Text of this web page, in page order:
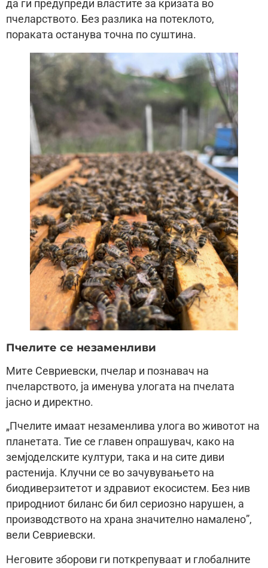
да ги предупреди властите за кризата во
пчеларството. Без разлика на потеклото,
пораката останува точна по суштина.
Пчелите се незаменливи
Митe Севриевски, пчелар и познавач на
пчеларството, ја именува улогата на пчелата
јасно и директно.
„Пчелите имаат незаменлива улога во животот на
планетата. Тие се главен опрашувач, како на
земјоделските култури, така и на сите диви
растенија. Клучни се во зачувувањето на
биодиверзитетот и здравиот екосистем. Без нив
природниот биланс би бил сериозно нарушен, а
производството на храна значително намалено”,
вели Севриевски.
Неговите зборови ги поткрепуваат и глобалните